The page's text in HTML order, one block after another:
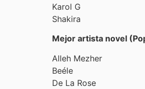
Karol G
Shakira
Mejor artista novel
Alleh Mezher
Beéle
De La Rose